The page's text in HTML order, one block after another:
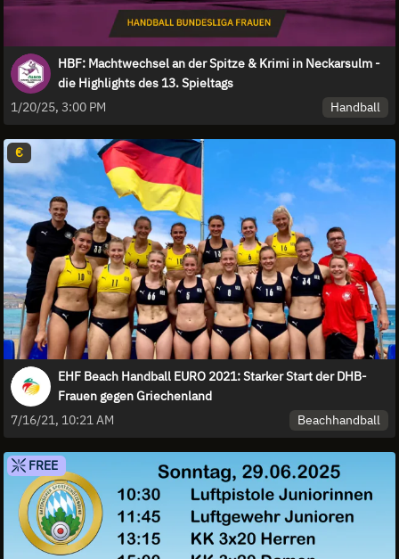
HBF: Machtwechsel an der Spitze & Krimi in Neckarsulm -
die Highlights des 13. Spieltags
1/20/25, 3:00 PM
Handball
€
EHF Beach Handball EURO 2021: Starker Start der DHB-
Frauen gegen Griechenland
7/16/21, 10:21 AM
Beachhandball
FREE